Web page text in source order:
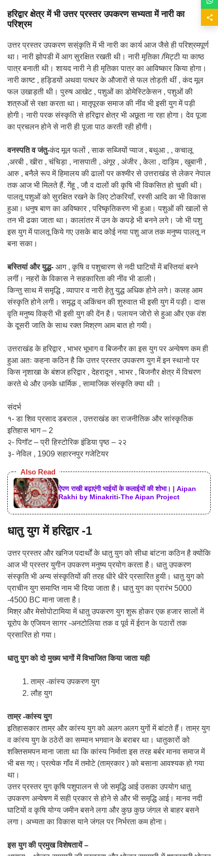
हरिद्वार क्षेत्र में भी उत्तर प्रस्तर उपकरण सभ्यता में नारी का
परिश्रम
उत्तर प्रस्तर उपकरण सस्ंकृति में भी नारी का कार्य आज जैसे ही परिश्रमपूर्ण
था। नारी झोपडी में आग सुरक्षित रखती थी। नारी मृतिका /मिट्टी या काष्ठ
पात्र बनाती थी। शायद नारी ने ही मृतिका पात्र का आविष्कार किया होगा।
नारी काष्ट , हड्डियों अथवा पत्थर के औजारों से फल तोड़ती थीं , कंद मूल
फल उखाड़ती थी। पुरुष आखेट , पशुओं का डोमेस्टिकेसन , पशुओं की
शत्रुओं से रक्षा करता था। मातृपूरक समाज की नींव भी इसी युग में पड़ी
होगी। नारी परक संस्कृति से हरिद्वार क्षेत्र भी अछूता ना रहा होगा। देव पूजा
का प्रचलन होने से नारी ही पूजा पाठ करती रही होंगी।
वनस्पति व जंतु-कंद मूल फलों , साक सब्जियों प्याज , बथुआ , , कचालू
,अरबी , खीरा , चंचिड़ा , नासपाती , अंगूर , अंजीर , केला , दाड़िम , खुबानी ,
आरु , बनैले रूप में हिमालय की ढालों पर कश्मीर से उत्तराखंड से लेकर नेपाल
तक आज भी मिलते हैं. गेंहू , जौ व दालों की कृषि भी विकसित हो चुकी थी।
पालतू पशुओं को सुरक्षित रखने के लिए टोकरियाँ, रस्सी आदि का भी विकास
हुआ। धनुष बाण का अविष्कार , परिष्कृतिकरण भी हुआ। पशुओं की खालों से
तन भी ढका जाता था। कालांतर में उन के कपड़े भी बनने लगे। जो भी पशु
इस युग में पालतू किये गए उसके बाद कोई नया पशु आज तक मनुष्य पालतू न
बना सका।
बस्तियां और युद्ध- आग , कृषि व पशुचारण से नदी घाटियों में बस्तियां बस्ने
लगीं। नहरों के विकास ने सहकारिता की नींव भी डाली।
किन्तु साथ में समृद्धि , व्यापार व नारी हेतु युद्ध अधिक होने लगे। कलह आम
संस्कृति होने लगी। समृद्ध व् अकिंचन की शुरुवात भी इसी युग में पड़ी। दास
वृति मनुष्य विक्री भी इसी युग की देंन है। पलायन जोरो से हुआ और एक वंश
के दूसरी जाति के साथ रक्त मिश्रण आम बात हो गयी।
उत्तराखंड के हरिद्वार , भाभर भूभाग व बिजनौर का इस युग पर अन्वेषण कम ही
हुआ अतः कहना कठिन है कि उत्तर प्रस्तर उपकरण युग में इन स्थानो पर
किस नृशाखा के बंशज हरिद्वार , देहरादून , भाभर , बिजनौर क्षेत्र में विचरण
करते थे और उनके धार्मिक , सामाजिक संस्कृति क्या थी ।
संदर्भ
१- डा शिव प्रसाद डबराल , उत्तराखंड का राजनीतिक और सांस्कृतिक
इतिहास भाग – 2
२- पिगॉट – प्री हिस्टोरिक इंडिया पृष्ठ – २२
३- नेविल , 1909 सहारनपुर गजेटियर
Also Read
ऐपण राखी बढ़ाएंगी भाईयों के कलाईयों की शोभा। | Aipan
Rakhi by Minakriti-The Aipan Project
धातु युग में हरिद्वार -1
उत्तर प्रस्तर और खनिज पदार्थों के धातु युग को सीधा बांटना कठिन है क्योंकि
आज भी प्रस्तर युगीन उपकरण मनुष्य प्रयोग करता है। धातु उपकरण
संस्कृति भी अन्य संस्कृतियों की तरह धीरे धीरे प्रसारित हुयी। धातु युग को
प्राचीन युग समाप्ति नाम भी दिया जाता है। धातु युग का प्रारंभ 5000
-4500 BC माना जाता है।
मिश्र और मेसोपोटामिया में धातु उपकरण युग शुरू होकर एक हजार सालों में
यूरोप के एजियन सागर -अनटोलिया तक व पूर्व में ईरान के पठारों तक
प्रसारित हो गया।
धातु युग को दो मुख्य भागों में विभाजित किया जाता यही
ताम्र -कांस्य उपकरण युग
लौह युग
ताम्र -कांस्य युग
इतिहासकार ताम्र और कांस्य युग को अलग अलग युगों में बांटते हैं। ताम्र युग
व कांस्य युग के ठठेरों का सम्मान भगवान के बराबर था। धातुकारों को
शक्तिसमपन माना जाता था कि कांस्य निर्माता इस तरह बर्बर मानव समाज में
भी बस गए। प्रत्येक गाँव में तमोटे (ताम्रकार ) को बसाना आवश्यक हो गया
था।
उत्तर प्रस्तर युग कृषि पशुपालन से जो समृद्धि आई उसका उपयोग धातु
उपकरण अन्वेषण में सही प्रकार से होने से और भी समृद्धि आई। मानव नदी
घाटियों व कृषि योग्य जमीन बसने लगा और कुछ कुछ जंगल से बाहर बसने
लगा। अभ्यता का विकास याने जंगल पर निर्भरता कम होना।
इस युग की प्रमुख विशेषतायें –